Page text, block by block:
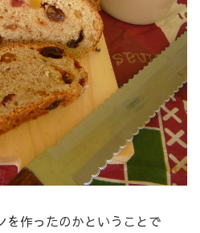
を作ったのかということで